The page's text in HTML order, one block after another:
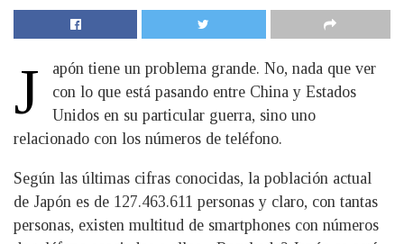
J
apón tiene un problema grande. No, nada que ver
con lo que está pasando entre China y Estados
Unidos en su particular guerra, sino uno
relacionado con los números de teléfono.
Según las últimas cifras conocidas, la población actual
de Japón es de 127.463.611 personas y claro, con tantas
personas, existen multitud de smartphones con números